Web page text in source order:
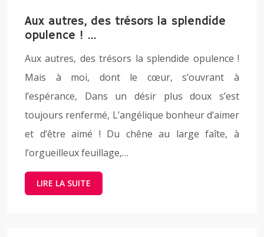
Aux autres, des trésors la splendide
opulence ! …
Aux autres, des trésors la splendide opulence !
Mais à moi, dont le cœur, s’ouvrant à
l’espérance, Dans un désir plus doux s’est
toujours renfermé, L’angélique bonheur d’aimer
et d’être aimé ! Du chêne au large faîte, à
l’orgueilleux feuillage,…
LIRE LA SUITE